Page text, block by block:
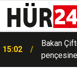
15:02
Bakan